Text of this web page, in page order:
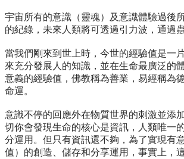
宇宙所有的意識（靈魂）及意識體驗過後
的紀錄，未來人類將可透過引力波，通過
當我們剛來到世上時，今世的經驗值是一
來充分發展人的知識，並在生命最廣泛的
意義的經驗值，佛教稱為善業，易經稱為
命運。
意識不停的回應外在物質世界的刺激並添
切你會發現生命的核心是資訊，人類唯一
分運用。但只有資訊還不夠，為了實現有
值）的創造、儲存和分享運用，事實上，